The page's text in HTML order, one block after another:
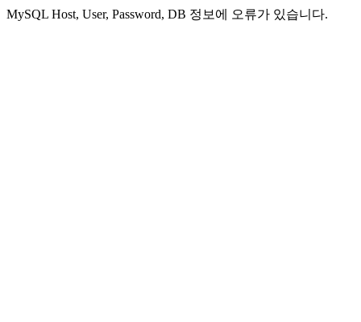
MySQL Host, User, Password, DB 정보에 오류가 있습니다.